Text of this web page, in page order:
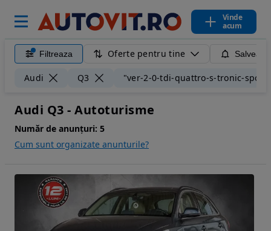
Vinde
acum
Filtreaza Oferte pentru tine
Audi Q3 "ver-2-0-tdi-quattro-s-tronic-sport"
Audi Q3 - Autoturisme
Număr de anunțuri: 5
Cum sunt organizate anunturile?